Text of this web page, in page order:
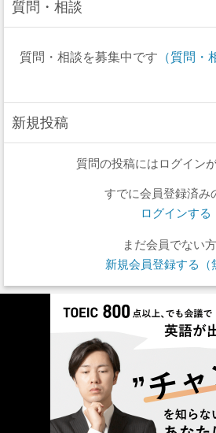
質問・相談
質問・相談を募集中です （質問・
新規投稿
質問の投稿にはログイン
すでに会員登録済み
ログインする
まだ会員でない方
新規会員登録する（